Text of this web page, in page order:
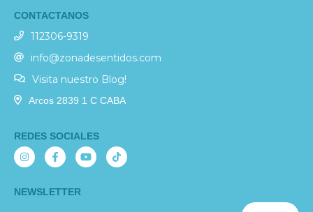
CONTACTANOS
112306-9319
info@zonadesentidos.com
Visita nuestro Blog!
Arcos 2839 1 C CABA
REDES SOCIALES
NEWSLETTER